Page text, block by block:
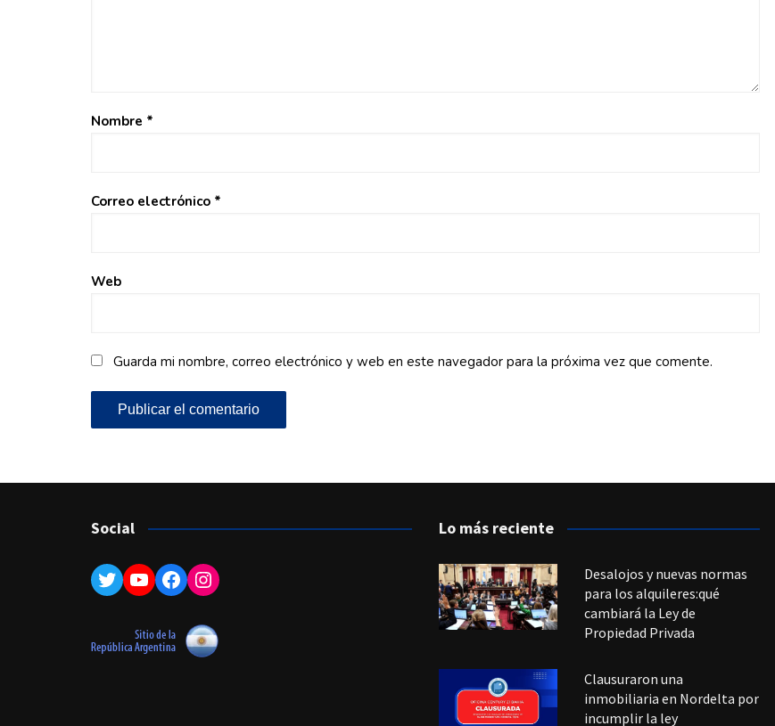
Nombre *
Correo electrónico *
Web
Guarda mi nombre, correo electrónico y web en este navegador para la próxima vez que comente.
Social
Twitter
YouTube
Facebook
Instagram
Lo más reciente
Desalojos y nuevas normas
para los alquileres:qué
cambiará la Ley de
Propiedad Privada
Clausuraron una
inmobiliaria en Nordelta por
incumplir la ley